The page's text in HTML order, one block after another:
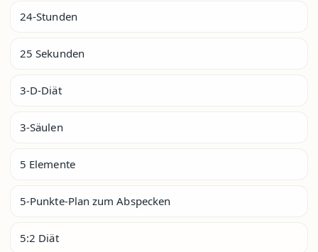
24-Stunden
25 Sekunden
3-D-Diät
3-Säulen
5 Elemente
5-Punkte-Plan zum Abspecken
5:2 Diät